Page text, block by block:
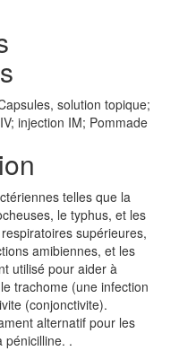
solution topique;
injection IM; Pommade
telles que la
le typhus, et les
supérieures,
amibiennes, et les
utilisé pour aider à
trachome (une infection
(conjonctivite).
alternatif pour les
pénicilline. .